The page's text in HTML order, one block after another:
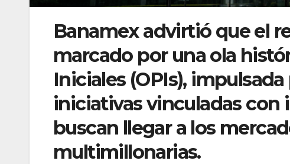
Banamex advirtió que el
marcado por una ola
Iniciales (OPIs),
iniciativas vinculadas
buscan llegar a los
multimillonarias.